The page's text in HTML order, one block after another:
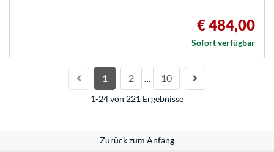
€ 484,00
Sofort verfügbar
1 2 … 10
1-24 von 221 Ergebnisse
Zurück zum Anfang